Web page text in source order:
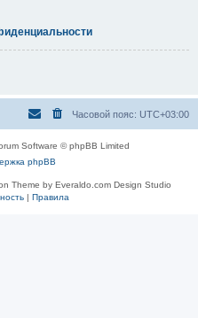
Часовой пояс: UTC+03:00
Software © phpBB Limited
phpBB
Theme by Everaldo.com Design Studio
| Правила